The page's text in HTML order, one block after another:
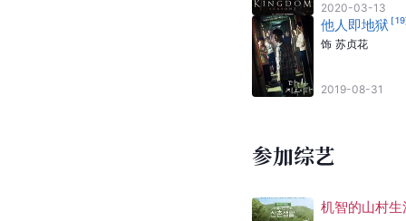
2020-03-13
他人即地狱 [19
饰 苏贞花
2019-08-31
参加综艺
机智的山村生